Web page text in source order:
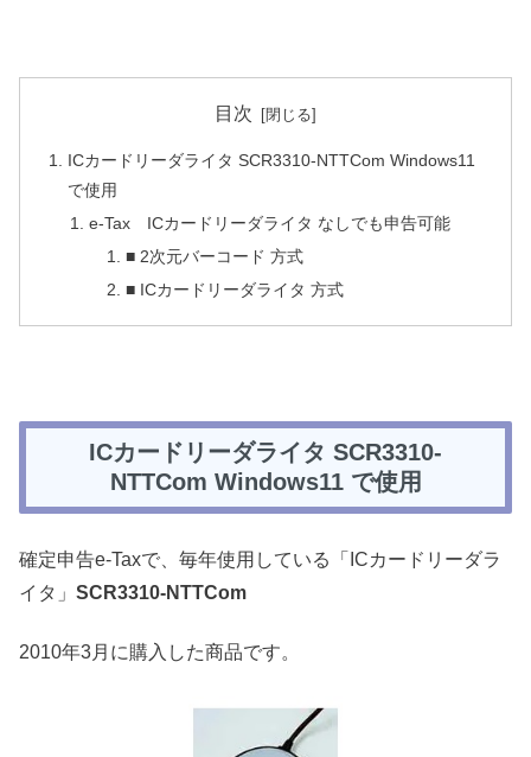
目次
ICカードリーダライタ SCR3310-NTTCom Windows11
で使用
e-Tax ICカードリーダライタ なしでも申告可能
■ 2次元バーコード 方式
■ ICカードリーダライタ 方式
ICカードリーダライタ SCR3310-
NTTCom Windows11 で使用
確定申告e-Taxで、毎年使用している「ICカードリーダラ
イタ」 SCR3310-NTTCom
2010年3月に購入した商品です。